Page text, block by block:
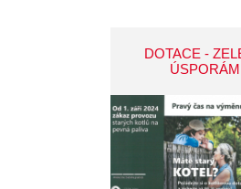
DOTACE -
ÚSPORÁM